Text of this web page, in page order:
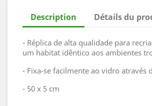
Description Détails du
- Réplica de alta qualidade para
um habitat idêntico aos ambientes
- Fixa-se facilmente ao vidro através
- 50 x 5 cm